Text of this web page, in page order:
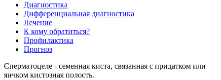
Диагностика
Дифференциальная диагностика
Лечение
К кому обратиться?
Профилактика
Прогноз
Сперматоцеле - семенная киста, связанная с придатком или
яичком кистозная полость.